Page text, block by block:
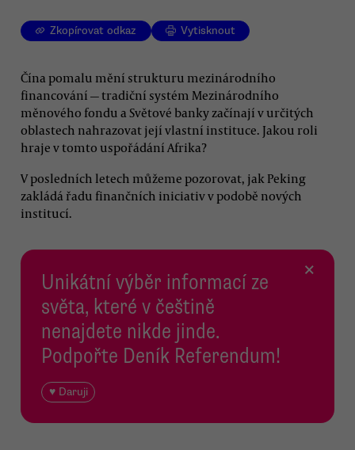
Zkopírovat odkaz Vytisknout
Čína pomalu mění strukturu mezinárodního
financování — tradiční systém Mezinárodního
měnového fondu a Světové banky začínají v určitých
oblastech nahrazovat její vlastní instituce. Jakou roli
hraje v tomto uspořádání Afrika?
V posledních letech můžeme pozorovat, jak Peking
zakládá řadu finančních iniciativ v podobě nových
institucí.
Unikátní výběr informací ze
světa, které v češtině
nenajdete nikde jinde.
Podpořte Deník Referendum!
♥ Daruji
×